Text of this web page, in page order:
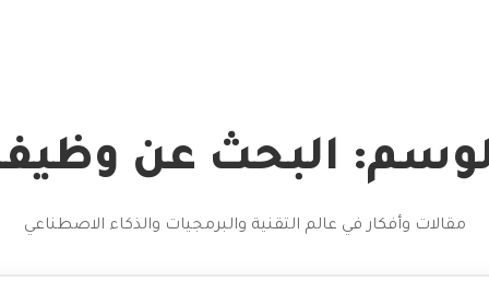
البحث عن
مقالات وأفكار في عالم التقنية والبرمجيات والذكاء الاصطناعي